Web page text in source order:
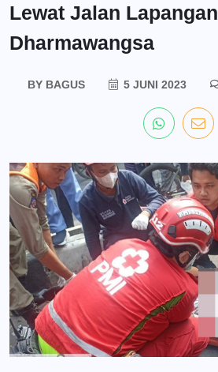
Lewat Jalan Lapangan
Dharmawangsa
BYBAGUS 5 JUNI 2023